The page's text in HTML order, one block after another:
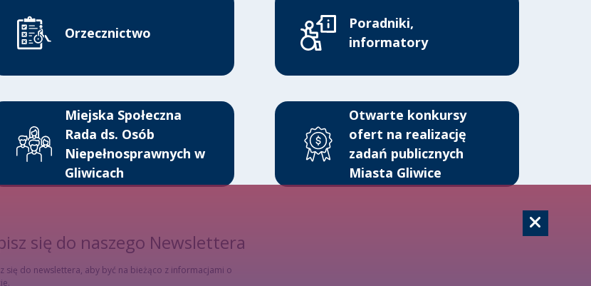
Orzecznictwo
Poradniki,
informatory
Miejska Społeczna
Rada ds. Osób
Niepełnosprawnych w
Gliwicach
Otwarte konkursy
ofert na realizację
zadań publicznych
Miasta Gliwice
się do naszego Newslettera
się do newslettera, aby być na bieżąco z informacjami o